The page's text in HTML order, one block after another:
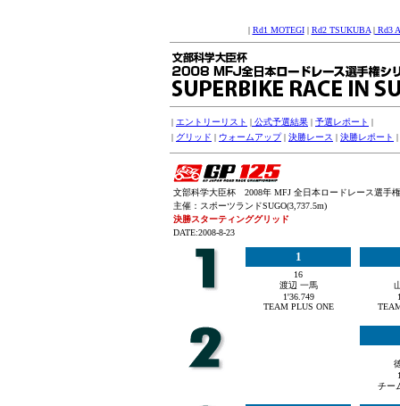
| Rd1 MOTEGI| Rd2 TSUKUBA|Rd3
| エントリーリスト | 公式予選結果 | 予選レポート |
| グリッド | ウォームアップ| 決勝レース | 決勝レポート |
文部科学大臣杯 2008年 MFJ 全日本ロードレース選手
主催：スポーツランドSUGO(3,737.5m)
決勝スターティンググリッド
DATE:2008-8-23
1
16
渡辺 一馬
1'36.749
TEAM PLUS ONE
チー